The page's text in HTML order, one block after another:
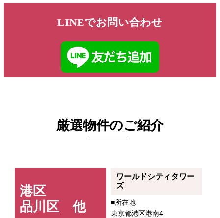
LINEでお問い合わせ
厳選物件のご紹介
港区
品川区 他
ワールドシティタワー
ズ
■所在地
東京都港区港南4